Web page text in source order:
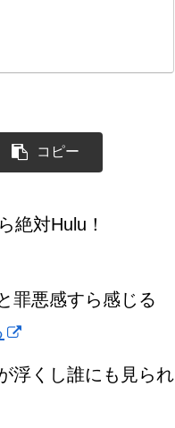
コピー
絶対Hulu！
罪悪感すら感じる
浮くし誰にも見られ